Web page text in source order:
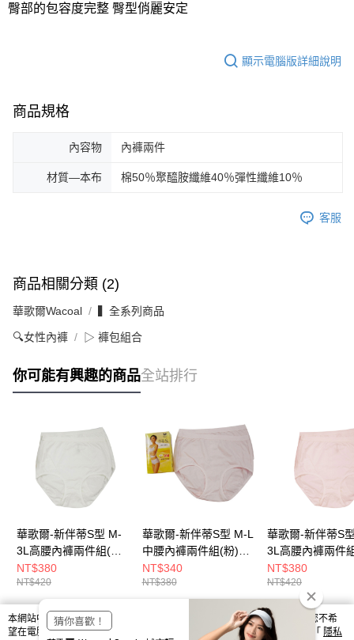
臀部的包容度完整 臀型俏麗安定
顯示電腦版詳細說明
商品規格
內容物 內褲兩件
材質—本布 棉50％聚醯胺纖維40％彈性纖維10％
客服
商品相關分類 (2)
華歌爾Wacoal ▍全系列商品
🔍女性內褲 ▷ 褲包組合
你可能有興趣的商品全站排行
華歌爾-新伴蒂S型 M-
3L高腰內褲兩件組(白)
吸濕排汗-包覆透氣
NS3123Q CR
NT$380
NT$420
華歌爾-新伴蒂S型 M-L
中腰內褲兩件組(粉)吸
濕排汗-包覆透氣
NS3122Q LP
NT$340
NT$380
華歌爾-新伴蒂S
3L高腰內褲兩件
吸濕排汗-包覆透
NS3123Q LP
NT$380
NT$420
熱門標籤
本網站中使用 cookie，欲查詢有關本網站使用 cookie 方式之詳情，及若您不希
望在電腦上使用 cookie 時應如何變更電腦的 cookie 設定，請參閱本網站「 隱私